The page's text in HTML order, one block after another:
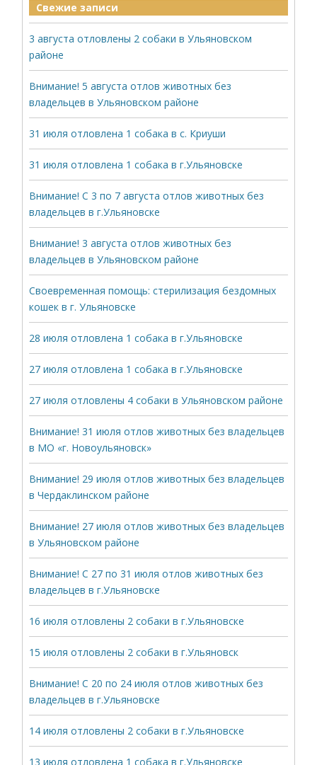
Свежие записи
3 августа отловлены 2 собаки в Ульяновском
районе
Внимание! 5 августа отлов животных без
владельцев в Ульяновском районе
31 июля отловлена 1 собака в с. Криуши
31 июля отловлена 1 собака в г.Ульяновске
Внимание! С 3 по 7 августа отлов животных без
владельцев в г.Ульяновске
Внимание! 3 августа отлов животных без
владельцев в Ульяновском районе
Своевременная помощь: стерилизация бездомных
кошек в г. Ульяновске
28 июля отловлена 1 собака в г.Ульяновске
27 июля отловлена 1 собака в г.Ульяновске
27 июля отловлены 4 собаки в Ульяновском районе
Внимание! 31 июля отлов животных без владельцев
в МО «г. Новоульяновск»
Внимание! 29 июля отлов животных без владельцев
в Чердаклинском районе
Внимание! 27 июля отлов животных без владельцев
в Ульяновском районе
Внимание! С 27 по 31 июля отлов животных без
владельцев в г.Ульяновске
16 июля отловлены 2 собаки в г.Ульяновске
15 июля отловлены 2 собаки в г.Ульяновск
Внимание! С 20 по 24 июля отлов животных без
владельцев в г.Ульяновске
14 июля отловлены 2 собаки в г.Ульяновске
13 июля отловлена 1 собака в г.Ульяновске